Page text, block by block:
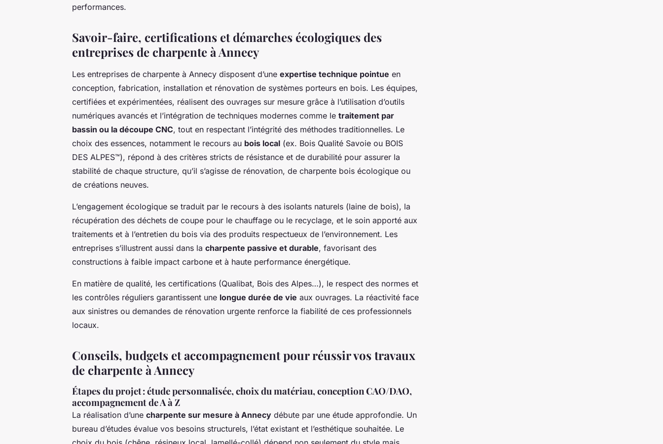
performances.
Savoir-faire, certifications et démarches écologiques des
entreprises de charpente à Annecy
Les entreprises de charpente à Annecy disposent d’une expertise technique pointue en
conception, fabrication, installation et rénovation de systèmes porteurs en bois. Les équipes,
certifiées et expérimentées, réalisent des ouvrages sur mesure grâce à l’utilisation d’outils
numériques avancés et l’intégration de techniques modernes comme le traitement par
bassin ou la découpe CNC, tout en respectant l’intégrité des méthodes traditionnelles. Le
choix des essences, notamment le recours au bois local (ex. Bois Qualité Savoie ou BOIS
DES ALPES™), répond à des critères stricts de résistance et de durabilité pour assurer la
stabilité de chaque structure, qu’il s’agisse de rénovation, de charpente bois écologique ou
de créations neuves.
L’engagement écologique se traduit par le recours à des isolants naturels (laine de bois), la
récupération des déchets de coupe pour le chauffage ou le recyclage, et le soin apporté aux
traitements et à l’entretien du bois via des produits respectueux de l’environnement. Les
entreprises s’illustrent aussi dans la charpente passive et durable, favorisant des
constructions à faible impact carbone et à haute performance énergétique.
En matière de qualité, les certifications (Qualibat, Bois des Alpes…), le respect des normes et
les contrôles réguliers garantissent une longue durée de vie aux ouvrages. La réactivité face
aux sinistres ou demandes de rénovation urgente renforce la fiabilité de ces professionnels
locaux.
Conseils, budgets et accompagnement pour réussir vos travaux
de charpente à Annecy
Étapes du projet : étude personnalisée, choix du matériau, conception CAO/DAO,
accompagnement de A à Z
La réalisation d’une charpente sur mesure à Annecy débute par une étude approfondie. Un
bureau d’études évalue vos besoins structurels, l’état existant et l’esthétique souhaitée. Le